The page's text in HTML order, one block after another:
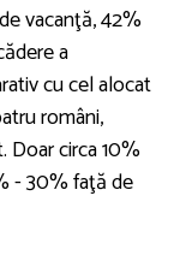
vacanţă, 42%
a
cu cel alocat
români,
Doar circa 10%
- 30% faţă de